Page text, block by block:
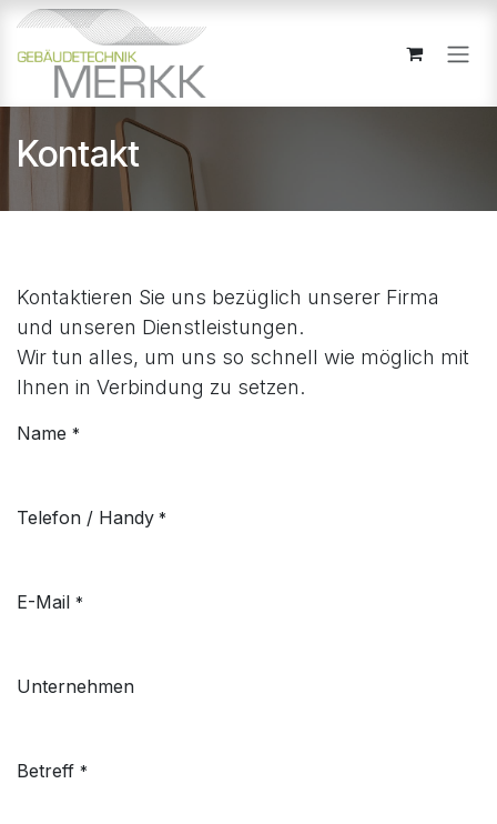
Zum Inhalt springen
Kontakt
Kontaktieren Sie uns bezüglich unserer Firma
und unseren Dienstleistungen.
Wir tun alles, um uns so schnell wie möglich mit
Ihnen in Verbindung zu setzen.
Name *
Telefon / Handy *
E-Mail *
Unternehmen
Betreff *